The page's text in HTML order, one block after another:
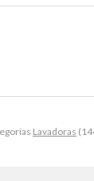
Lavadoras